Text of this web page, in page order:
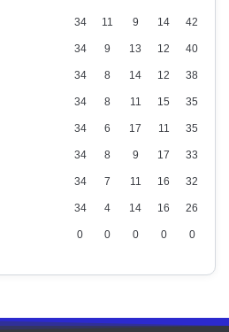
34 11 9 14 42
34 9 13 12 40
34 8 14 12 38
34 8 11 15 35
34 6 17 11 35
34 8 9 17 33
34 7 11 16 32
34 4 14 16 26
0 0 0 0 0